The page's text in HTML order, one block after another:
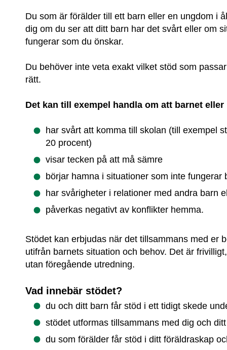
Du som är förälder till ett barn eller en ungdom i
dig om du ser att ditt barn har det svårt eller om
fungerar som du önskar.
Du behöver inte veta exakt vilket stöd som
rätt.
Det kan till exempel handla om att barnet
har svårt att komma till skolan (till exempel
20 procent)
visar tecken på att må sämre
börjar hamna i situationer som inte fungerar
har svårigheter i relationer med andra barn
påverkas negativt av konflikter hemma.
Stödet kan erbjudas när det tillsammans med er
utifrån barnets situation och behov. Det är
utan föregående utredning.
Vad innebär stödet?
du och ditt barn får stöd i ett tidigt skede
stödet utformas tillsammans med dig och
du som förälder får stöd i ditt föräldraskap